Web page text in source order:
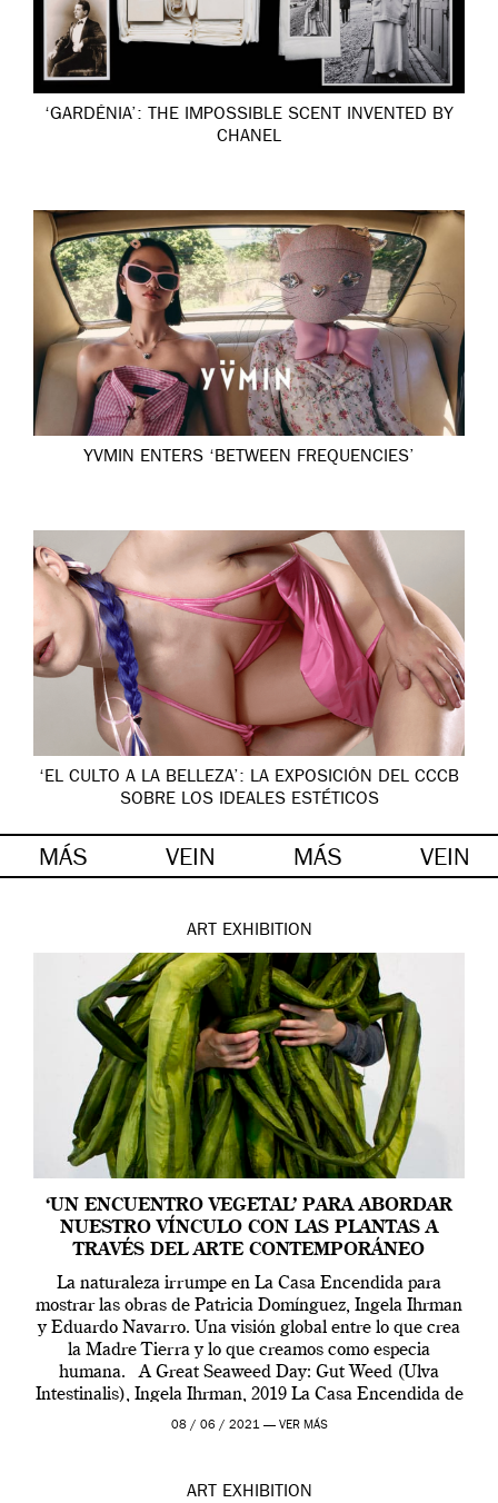
‘GARDÉNIA’: THE IMPOSSIBLE SCENT INVENTED BY
CHANEL
YVMIN ENTERS ‘BETWEEN FREQUENCIES’
‘EL CULTO A LA BELLEZA’: LA EXPOSICIÓN DEL CCCB
SOBRE LOS IDEALES ESTÉTICOS
MÁS VEIN MÁS VEIN
ART EXHIBITION
‘UN ENCUENTRO VEGETAL’ PARA ABORDAR
NUESTRO VÍNCULO CON LAS PLANTAS A
TRAVÉS DEL ARTE CONTEMPORÁNEO
La naturaleza irrumpe en La Casa Encendida para
mostrar las obras de Patricia Domínguez, Ingela Ihrman
y Eduardo Navarro. Una visión global entre lo que crea
la Madre Tierra y lo que creamos como especia
humana. A Great Seaweed Day: Gut Weed (Ulva
Intestinalis), Ingela Ihrman, 2019 La Casa Encendida de
Madrid y la Wellcome […]
08 / 06 / 2021 — VER MÁS
ART EXHIBITION